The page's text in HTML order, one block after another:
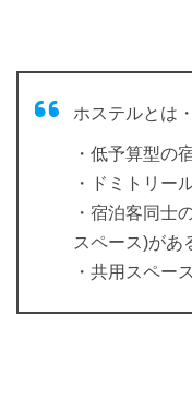
ホステルとは
・低予算型の
・ドミトリー
・宿泊客同士
スペース)があ
・共用スペー